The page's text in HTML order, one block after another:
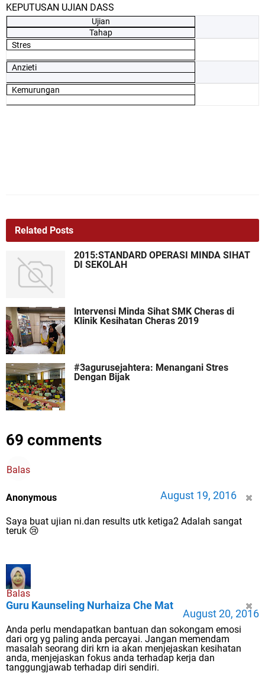
KEPUTUSAN UJIAN DASS
Ujian
Tahap
Stres
Anzieti
Kemurungan
Related Posts
2015:STANDARD OPERASI MINDA SIHAT
DI SEKOLAH
lntervensi Minda Sihat SMK Cheras di
Klinik Kesihatan Cheras 2019
#3agurusejahtera: Menangani Stres
Dengan Bijak
69 comments
Balas
Anonymous August 19, 2016
Saya buat ujian ni.dan results utk ketiga2 Adalah sangat
teruk 😢
Balas
Guru Kaunseling Nurhaiza Che Mat
August 20, 2016
Anda perlu mendapatkan bantuan dan sokongam emosi
dari org yg paling anda percayai. Jangan memendam
masalah seorang diri krn ia akan menjejaskan kesihatan
anda, menjejaskan fokus anda terhadap kerja dan
tanggungjawab terhadap diri sendiri.